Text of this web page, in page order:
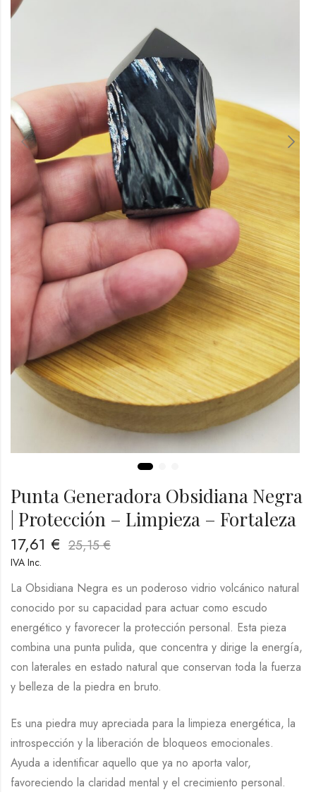
Punta Generadora Obsidiana Negra
| Protección – Limpieza – Fortaleza
17,61 € 25,15€
IVA Inc.
La Obsidiana Negra es un poderoso vidrio volcánico natural
conocido por su capacidad para actuar como escudo
energético y favorecer la protección personal. Esta pieza
combina una punta pulida, que concentra y dirige la energía,
con laterales en estado natural que conservan toda la fuerza
y belleza de la piedra en bruto.
Es una piedra muy apreciada para la limpieza energética, la
introspección y la liberación de bloqueos emocionales.
Ayuda a identificar aquello que ya no aporta valor,
favoreciendo la claridad mental y el crecimiento personal.